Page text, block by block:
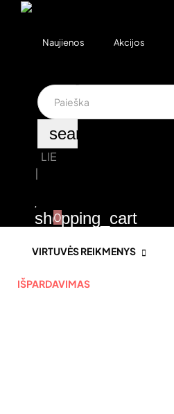
Naujienos Akcijos
search
LIE
|
shopping_cart
0
VIRTUVĖS REIKMENYS
IŠPARDAVIMAS